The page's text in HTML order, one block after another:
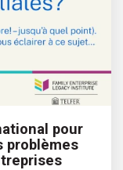
pour
problèmes